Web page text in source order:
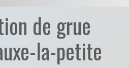
de grue
la-petite